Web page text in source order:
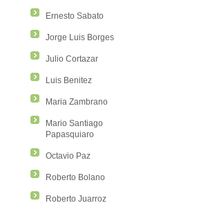
Ernesto Sabato
Jorge Luis Borges
Julio Cortazar
Luis Benitez
Maria Zambrano
Mario Santiago
Papasquiaro
Octavio Paz
Roberto Bolano
Roberto Juarroz